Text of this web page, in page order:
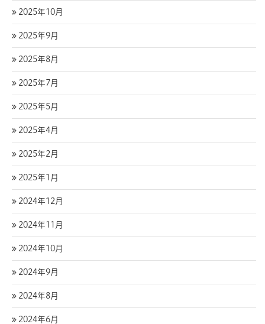
2025年10月
2025年9月
2025年8月
2025年7月
2025年5月
2025年4月
2025年2月
2025年1月
2024年12月
2024年11月
2024年10月
2024年9月
2024年8月
2024年6月